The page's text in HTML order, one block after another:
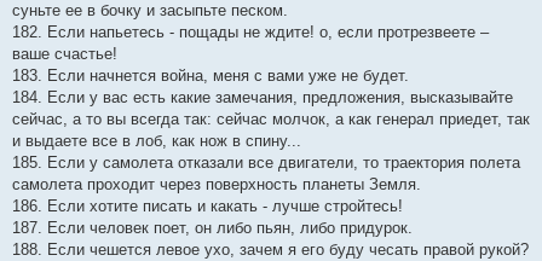
суньте ее в бочку и засыпьте песком.
182. Если напьетесь - пощады не ждите! о, если протрезвеете –
ваше счастье!
183. Если начнется война, меня с вами уже не будет.
184. Если у вас есть какие замечания, предложения, высказывайте
сейчас, а то вы всегда так: сейчас молчок, а как генерал приедет, так
и выдаете все в лоб, как нож в спину...
185. Если у самолета отказали все двигатели, то траектория полета
самолета проходит через поверхность планеты Земля.
186. Если хотите писать и какать - лучше стройтесь!
187. Если человек поет, он либо пьян, либо придурок.
188. Если чешется левое ухо, зачем я его буду чесать правой рукой?